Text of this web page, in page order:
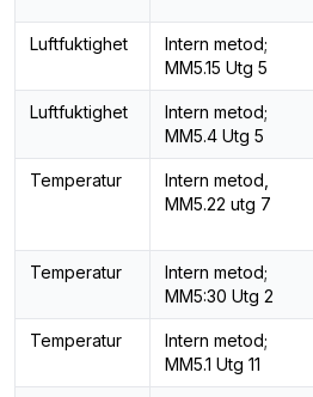
Luftfuktighet
Intern metod;
MM5.15 Utg 5
Luftfuktighet
Intern metod;
MM5.4 Utg 5
Temperatur
Intern metod,
MM5.22 utg 7
Temperatur
Intern metod;
MM5:30 Utg 2
Temperatur
Intern metod;
MM5.1 Utg 11